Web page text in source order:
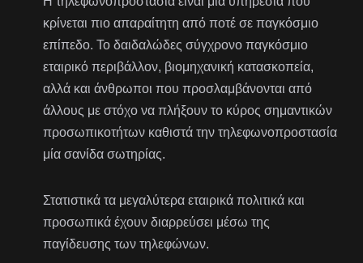
κρίνεται πιο απαραίτητη από ποτέ σε παγκόσμιο
επίπεδο. Το δαιδαλώδες σύγχρονο παγκόσμιο
εταιρικό περιβάλλον, βιομηχανική κατασκοπεία,
αλλά και άνθρωποι που προσλαμβάνονται από
άλλους με στόχο να πλήξουν το κύρος σημαντικών
προσωπικοτήτων καθιστά την τηλεφωνοπροστασία
μία σανίδα σωτηρίας.
Στατιστικά τα μεγαλύτερα εταιρικά πολιτικά και
προσωπικά έχουν διαρρεύσει μέσω της
παγίδευσης των τηλεφώνων.